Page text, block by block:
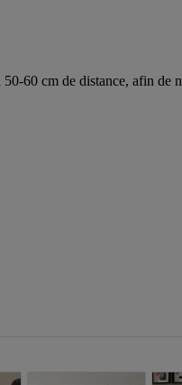
60 cm de distance, afin de